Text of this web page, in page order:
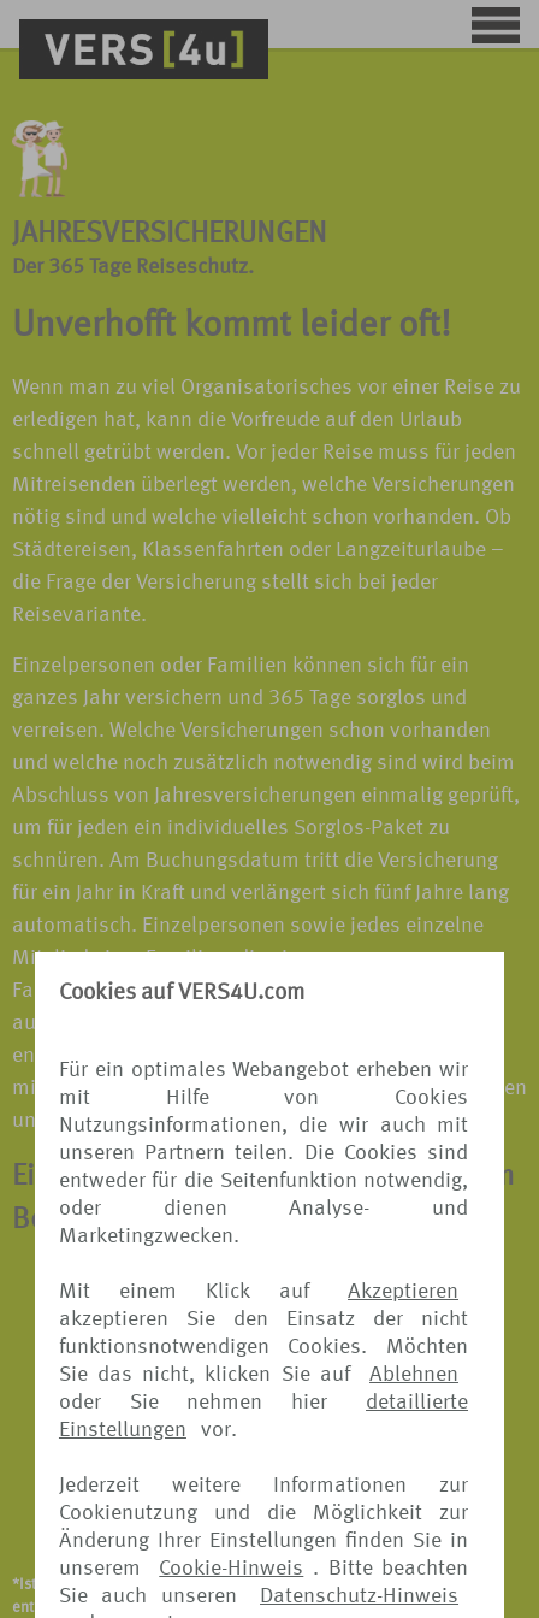
Cookies auf VERS4U.com
Für ein optimales Webangebot erheben wir
mit Hilfe von Cookies
Nutzungsinformationen, die wir auch mit
unseren Partnern teilen. Die Cookies sind
entweder für die Seitenfunktion notwendig,
oder dienen Analyse- und
Marketingzwecken.
Mit einem Klick auf
Akzeptieren
akzeptieren Sie den Einsatz der nicht
funktionsnotwendigen Cookies. Möchten
Sie das nicht, klicken Sie auf
Ablehnen
oder Sie nehmen hier
detaillierte
Einstellungen
vor.
Jederzeit weitere Informationen zur
Cookienutzung und die Möglichkeit zur
Änderung Ihrer Einstellungen finden Sie in
unserem
Cookie-Hinweis . Bitte beachten
Sie auch unseren
Datenschutz-Hinweis
JAHRESVERSICHERUNGEN
Der 365 Tage Reiseschutz.
Unverhofft kommt leider oft!
Wenn man zu viel Organisatorisches vor einer Reise zu
erledigen hat, kann die Vorfreude auf den Urlaub
schnell getrübt werden. Vor jeder Reise muss für jeden
Mitreisenden überlegt werden, welche Versicherungen
nötig sind und welche vielleicht schon vorhanden. Ob
Städtereisen, Klassenfahrten oder Langzeiturlaube –
die Frage der Versicherung stellt sich bei jeder
Reisevariante.
Einzelpersonen oder Familien können sich für ein
ganzes Jahr versichern und 365 Tage sorglos und
verreisen. Welche Versicherungen schon vorhanden
und welche noch zusätzlich notwendig sind wird beim
Abschluss von Jahresversicherungen einmalig geprüft,
um für jeden ein individuelles Sorglos-Paket zu
schnüren. Am Buchungsdatum tritt die Versicherung
für ein Jahr in Kraft und verlängert sich fünf Jahre lang
automatisch. Einzelpersonen sowie jedes einzelne
Mitglied einer Familien, die eine
Familienversicherungen abgeschlossen haben, sind
auf jeder Reise, die mehr als 50km vom Wohnsitz
entfernt ist, versichert - im In- und Ausland; alleine,
mit der Familie oder einer Reisegruppe; bei Tagesreisen
und Langzeiturlauben.
Eine Jahresversicherung beinhaltet zum
Beispiel*:
Reiserücktritts-Versicherung
Reisekranken-Versicherung
Reiseabbruch-Versicherung
Reisegepäck-Versicherung
Reiseunfall-Versicherung
Notfallversicherung
*Ist abhängig vom Versicherungsangebot und Versicherer. Details
entnehmen Sie bitte den jeweiligen Versicherungsbedingungen.